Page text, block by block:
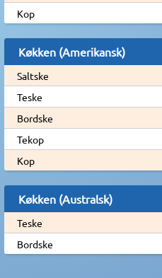
Kop
Køkken (Amerikansk)
Saltske
Teske
Bordske
Tekop
Kop
Køkken (Australsk)
Teske
Bordske